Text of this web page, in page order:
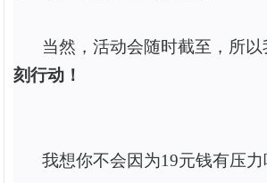
当然，活动会随时截至，所以
刻行动！
我想你不会因为19元钱有压力